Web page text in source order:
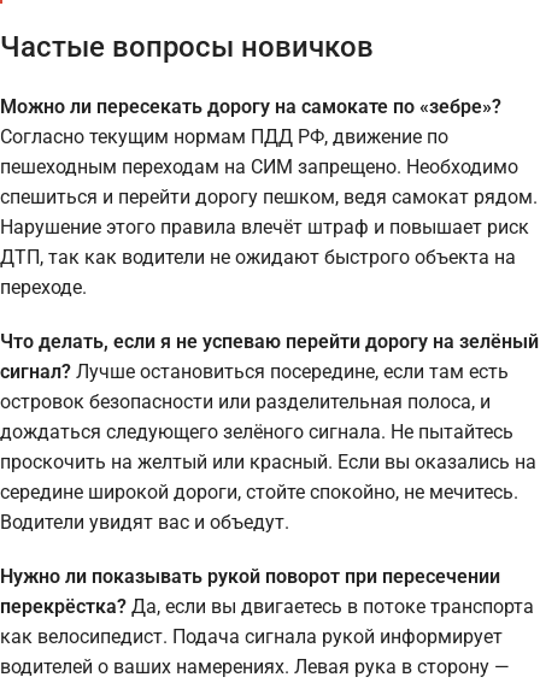
Частые вопросы новичков
Можно ли пересекать дорогу на самокате по «зебре»?
Согласно текущим нормам ПДД РФ, движение по
пешеходным переходам на СИМ запрещено. Необходимо
спешиться и перейти дорогу пешком, ведя самокат рядом.
Нарушение этого правила влечёт штраф и повышает риск
ДТП, так как водители не ожидают быстрого объекта на
переходе.
Что делать, если я не успеваю перейти дорогу на зелёный
сигнал? Лучше остановиться посередине, если там есть
островок безопасности или разделительная полоса, и
дождаться следующего зелёного сигнала. Не пытайтесь
проскочить на желтый или красный. Если вы оказались на
середине широкой дороги, стойте спокойно, не мечитесь.
Водители увидят вас и объедут.
Нужно ли показывать рукой поворот при пересечении
перекрёстка? Да, если вы двигаетесь в потоке транспорта
как велосипедист. Подача сигнала рукой информирует
водителей о ваших намерениях. Левая рука в сторону —